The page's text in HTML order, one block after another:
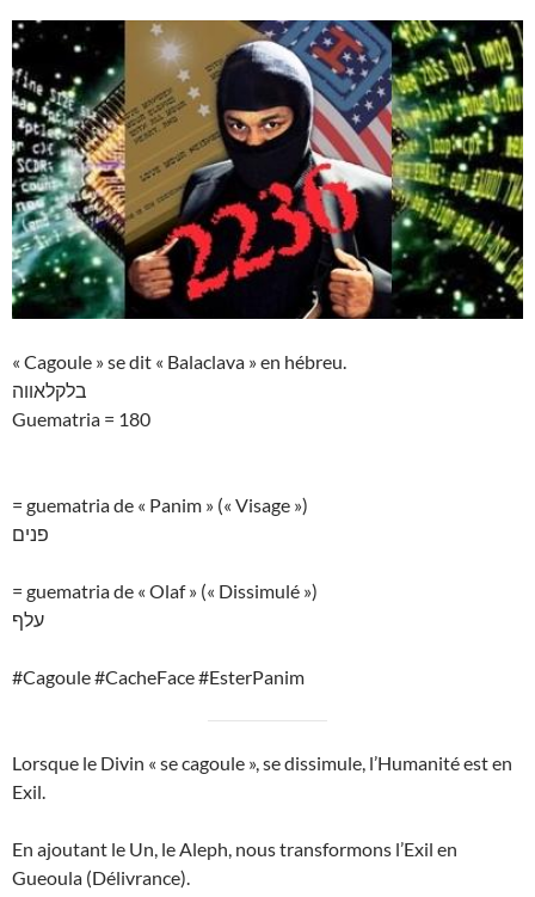
« Cagoule » se dit « Balaclava » en hébreu.
בלקלאווה
Guematria = 180
= guematria de « Panim » (« Visage »)
פנים
= guematria de « Olaf » (« Dissimulé »)
עלף
#Cagoule #CacheFace #EsterPanim
Lorsque le Divin « se cagoule », se dissimule, l’Humanité est en
Exil.
En ajoutant le Un, le Aleph, nous transformons l’Exil en
Gueoula (Délivrance).